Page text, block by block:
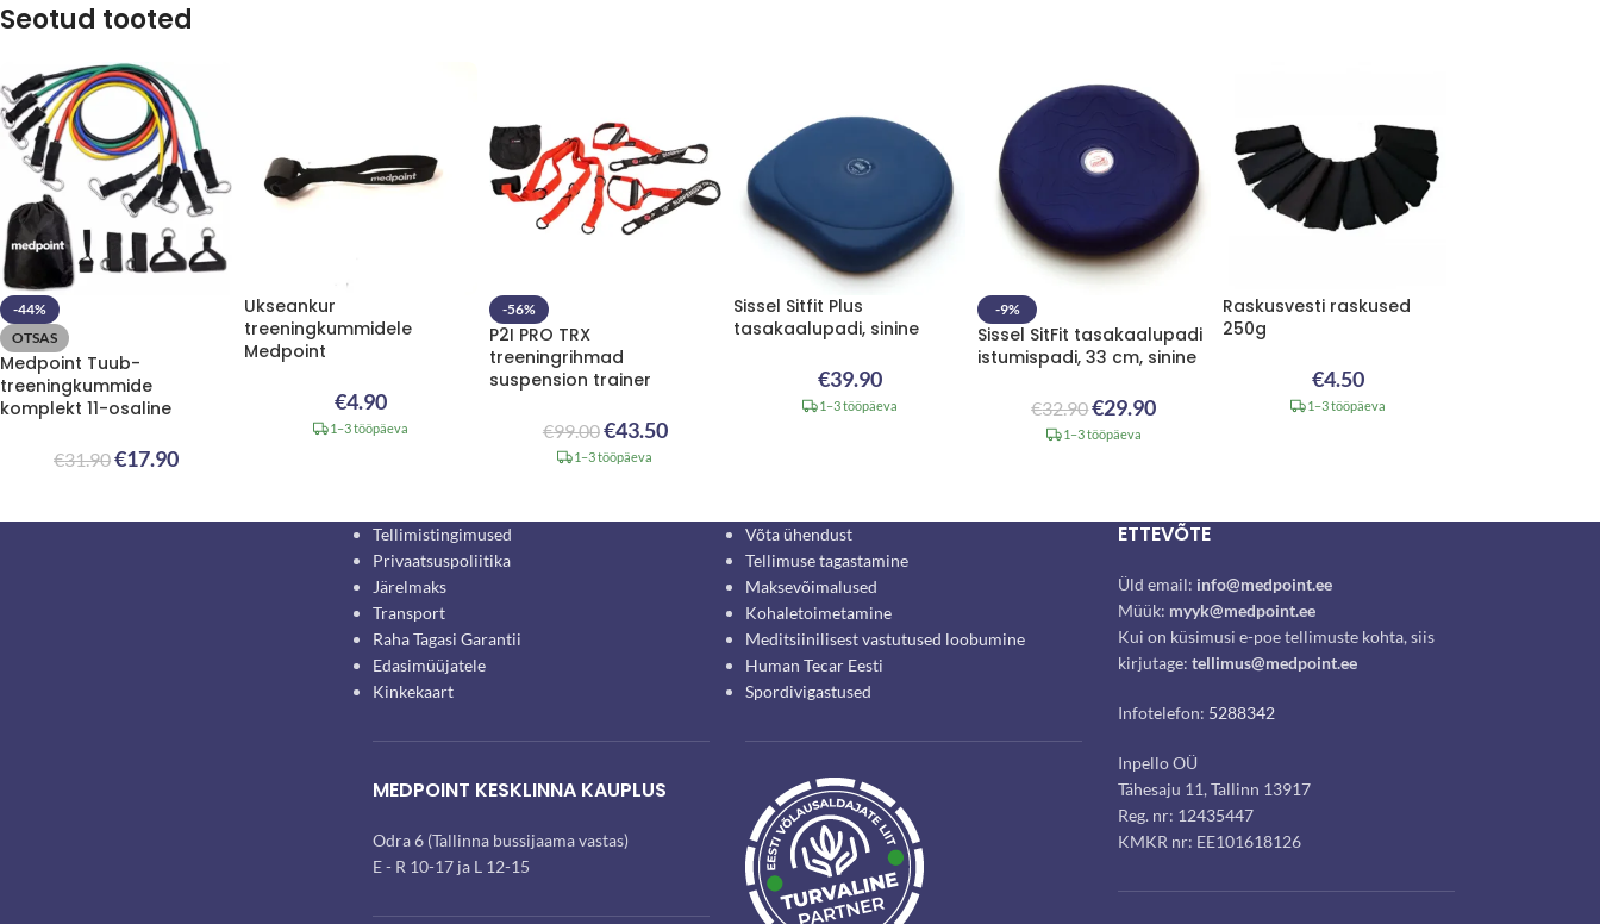
Seotud tooted
-44%
OTSAS
Medpoint Tuub-
treeningkummide
komplekt 11-osaline
€31.90€17.90
Ukseankur
treeningkummidele
Medpoint
€4.90
1–3 tööpäeva
-56%
P2I PRO TRX
treeningrihmad
suspension trainer
€99.00€43.50
1–3 tööpäeva
Sissel Sitfit Plus
tasakaalupadi, sinine
€39.90
1–3 tööpäeva
-9%
Sissel SitFit tasakaalupadi
istumispadi, 33 cm, sinine
€32.90€29.90
1–3 tööpäeva
Raskusvesti raskused
250g
€4.50
1–3 tööpäeva
Tellimistingimused
Privaatsuspoliitika
Järelmaks
Transport
Raha Tagasi Garantii
Edasimüüjatele
Kinkekaart
MEDPOINT KESKLINNA KAUPLUS
Odra 6 (Tallinna bussijaama vastas)
E - R 10-17 ja L 12-15
Võta ühendust
Tellimuse tagastamine
Maksevõimalused
Kohaletoimetamine
Meditsiinilisest vastutused loobumine
Human Tecar Eesti
Spordivigastused
ETTEVÕTE
Üld email: info@medpoint.ee
Müük: myyk@medpoint.ee
Kui on küsimusi e-poe tellimuste kohta, siis
kirjutage: tellimus@medpoint.ee
Infotelefon: 5288342
Inpello OÜ
Tähesaju 11, Tallinn 13917
Reg. nr: 12435447
KMKR nr: EE101618126